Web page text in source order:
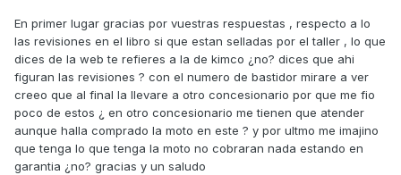
En primer lugar gracias por vuestras respuestas , respecto a lo
las revisiones en el libro si que estan selladas por el taller , lo que
dices de la web te refieres a la de kimco ¿no? dices que ahi
figuran las revisiones ? con el numero de bastidor mirare a ver
creeo que al final la llevare a otro concesionario por que me fio
poco de estos ¿ en otro concesionario me tienen que atender
aunque halla comprado la moto en este ? y por ultmo me imajino
que tenga lo que tenga la moto no cobraran nada estando en
garantia ¿no? gracias y un saludo